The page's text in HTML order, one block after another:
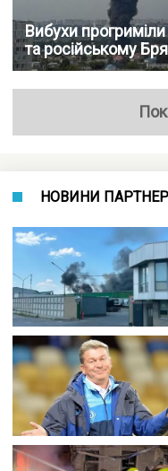
Вибухи прогриміли
та російському
НОВИНИ